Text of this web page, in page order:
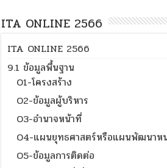
ITA ONLINE 2566
ITA ONLINE 2566
9.1 ข้อมูลพื้นฐาน
O1-โครงสร้าง
O2-ข้อมูลผู้บริหาร
O3-อำนาจหน้าที่
O4-แผนยุทธศาสตร์หรือแผนพัฒนาห
O5-ข้อมูลการติดต่อ